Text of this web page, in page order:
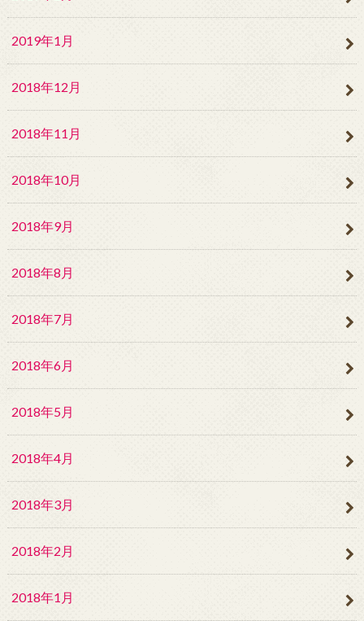
2019年1月
2018年12月
2018年11月
2018年10月
2018年9月
2018年8月
2018年7月
2018年6月
2018年5月
2018年4月
2018年3月
2018年2月
2018年1月